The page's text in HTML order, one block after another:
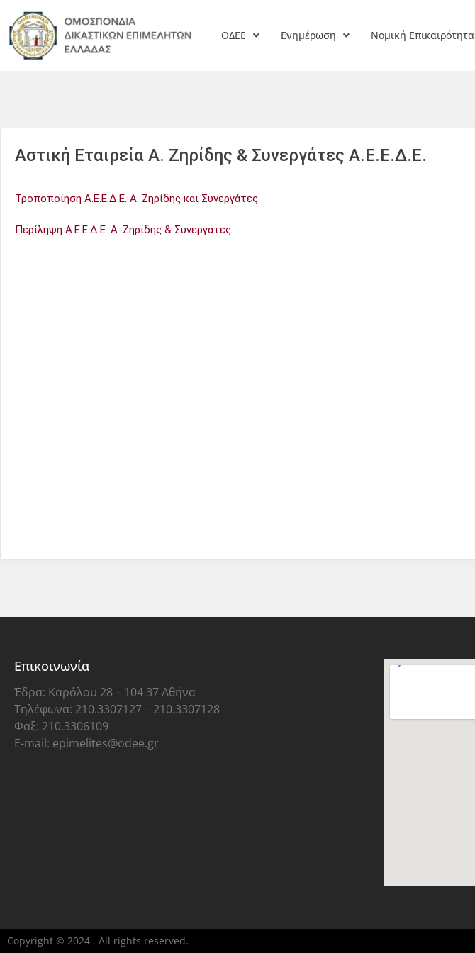
ΟΔΕΕ Ενημέρωση Νομική Επικαιρότητα
Αστική Εταιρεία Α. Ζηρίδης & Συνεργάτες Α.Ε.Ε.Δ.Ε.
Τροποποίηση Α.Ε.Ε.Δ.Ε. Α. Ζηρίδης και Συνεργάτες
Περίληψη Α.Ε.Ε.Δ.Ε. Α. Ζηρίδης & Συνεργάτες
Επικοινωνία
Έδρα: Καρόλου 28 – 104 37 Αθήνα
Τηλέφωνα: 210.3307127 – 210.3307128
Φαξ: 210.3306109
E-mail: epimelites@odee.gr
Copyright © 2024 . All rights reserved.